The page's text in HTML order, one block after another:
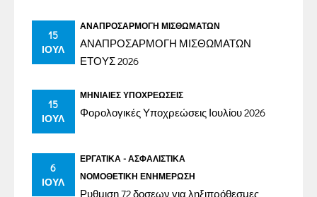
15
ΙΟΎΛ
ΑΝΑΠΡΟΣΑΡΜΟΓΉ ΜΙΣΘΩΜΆΤΩΝ
ΑΝΑΠΡΟΣΑΡΜΟΓΗ ΜΙΣΘΩΜΑΤΩΝ
ΕΤΟΥΣ 2026
15
ΙΟΎΛ
ΜΗΝΙΑΊΕΣ ΥΠΟΧΡΕΏΣΕΙΣ
Φορολογικές Υποχρεώσεις Ιουλίου 2026
6
ΙΟΎΛ
ΕΡΓΑΤΙΚΆ - ΑΣΦΑΛΙΣΤΙΚΆ
ΝΟΜΟΘΕΤΙΚΉ ΕΝΗΜΈΡΩΣΗ
Ρυθμιση 72 δοσεων για ληξιπρόθεσμες